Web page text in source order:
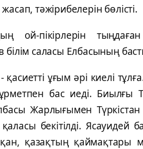
тәжірибелерін бөлісті.
ой-пікірлерін
білім саласы Елбасының
қасиетті ұғым әрі киелі
бас иеді. Биылғы
Жарлығымен
қаласы бекітілді.
қазақтың қаймақтары